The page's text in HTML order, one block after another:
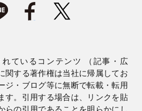
ているコンテンツ （記事・広
関する著作権は当社に帰属してお
ジ・ブログ等に無断で転載・転用
す。引用する場合は、リンクを貼
らの引用であることを明らかにし